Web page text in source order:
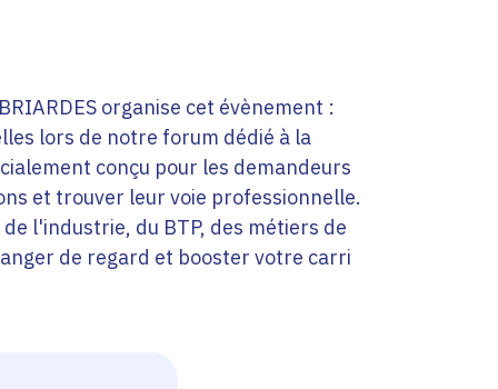
organise cet évènement :
lors de notre forum dédié à la
conçu pour les demandeurs
et trouver leur voie professionnelle.
l'industrie, du BTP, des métiers de
de regard et booster votre carri